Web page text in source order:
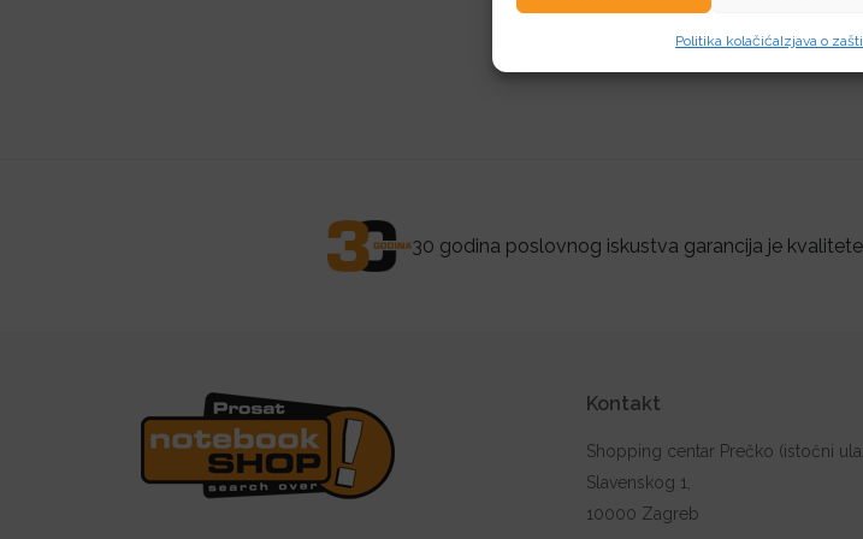
Politika kolačićaIzjava o
30 godina poslovnog iskustva garancija je
Kontakt
Shopping centar Prečko (istočni
Slavenskog 1,
10000 Zagreb